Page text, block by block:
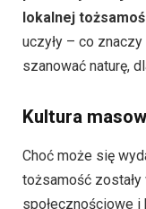
lokalnej
uczyły – co
szanować naturę,
Kultura
Choć może się
tożsamość
społecznościowe i